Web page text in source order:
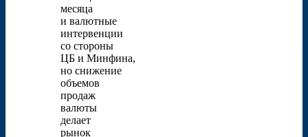
месяца
и валютные
интервенции
со стороны
ЦБ и Минфина,
но снижение
объемов
продаж
валюты
делает
рынок